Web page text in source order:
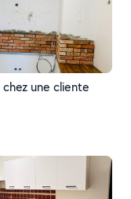
chez une cliente